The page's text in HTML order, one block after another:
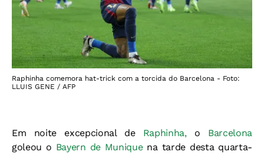
Raphinha comemora hat-trick com a torcida do Barcelona - Foto:
LLUIS GENE / AFP
Em noite excepcional de Raphinha,o Barcelona
goleou o Bayern de Muniquena tarde desta quarta-